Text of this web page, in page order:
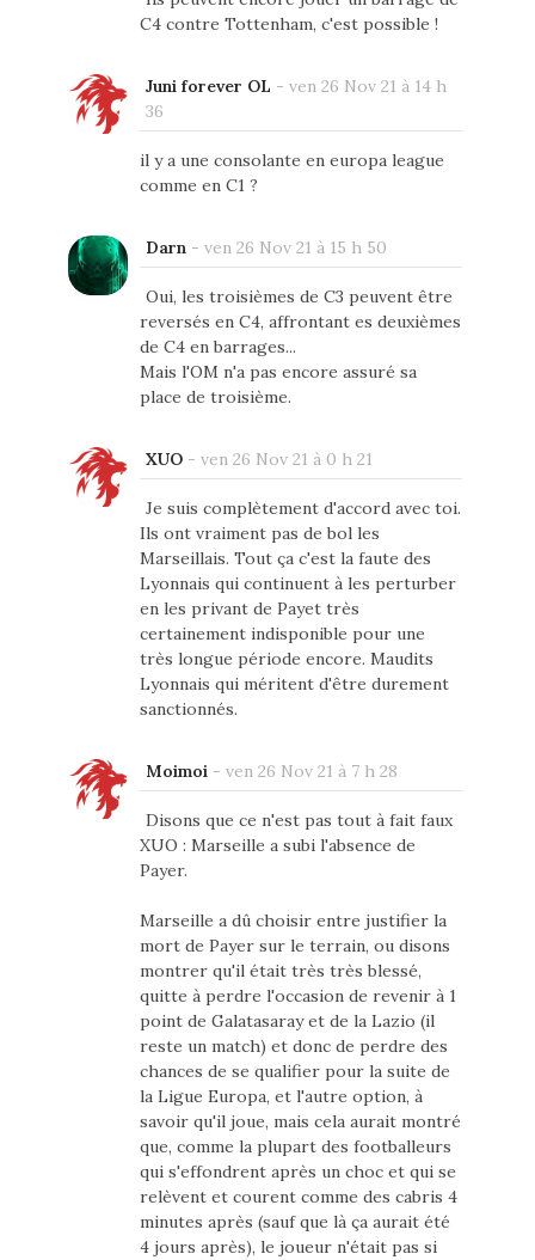
C4 contre Tottenham, c'est possible !
Juni forever OL - ven 26 Nov 21 à 14 h
36
il y a une consolante en europa league
comme en C1 ?
Darn- ven 26 Nov 21 à 15 h 50
Oui, les troisièmes de C3 peuvent être
reversés en C4, affrontant es deuxièmes
de C4 en barrages...
Mais l'OM n'a pas encore assuré sa
place de troisième.
XUO- ven 26 Nov 21 à 0 h 21
Je suis complètement d'accord avec toi.
Ils ont vraiment pas de bol les
Marseillais. Tout ça c'est la faute des
Lyonnais qui continuent à les perturber
en les privant de Payet très
certainement indisponible pour une
très longue période encore. Maudits
Lyonnais qui méritent d'être durement
sanctionnés.
Moimoi- ven 26 Nov 21 à 7 h 28
Disons que ce n'est pas tout à fait faux
XUO : Marseille a subi l'absence de
Payer.
Marseille a dû choisir entre justifier la
mort de Payer sur le terrain, ou disons
montrer qu'il était très très blessé,
quitte à perdre l'occasion de revenir à 1
point de Galatasaray et de la Lazio (il
reste un match) et donc de perdre des
chances de se qualifier pour la suite de
la Ligue Europa, et l'autre option, à
savoir qu'il joue, mais cela aurait montré
que, comme la plupart des footballeurs
qui s'effondrent après un choc et qui se
relèvent et courent comme des cabris 4
minutes après (sauf que là ça aurait été
4 jours après), le joueur n'était pas si